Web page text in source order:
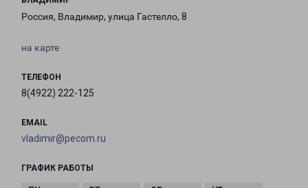
Россия, Владимир, улица Гастелло, 8
на карте
ТЕЛЕФОН
8(4922) 222-125
EMAIL
vladimir@pecom.ru
ГРАФИК РАБОТЫ